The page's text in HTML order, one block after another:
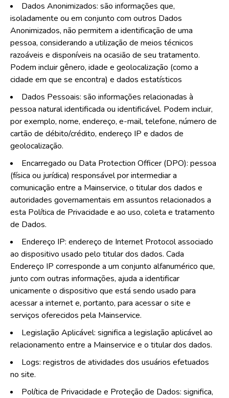
Dados Anonimizados: são informações que,
isoladamente ou em conjunto com outros Dados
Anonimizados, não permitem a identificação de uma
pessoa, considerando a utilização de meios técnicos
razoáveis e disponíveis na ocasião de seu tratamento.
Podem incluir gênero, idade e geolocalização (como a
cidade em que se encontra) e dados estatísticos
Dados Pessoais: são informações relacionadas à
pessoa natural identificada ou identificável. Podem incluir,
por exemplo, nome, endereço, e-mail, telefone, número de
cartão de débito/crédito, endereço IP e dados de
geolocalização.
Encarregado ou Data Protection Officer (DPO): pessoa
(física ou jurídica) responsável por intermediar a
comunicação entre a Mainservice, o titular dos dados e
autoridades governamentais em assuntos relacionados a
esta Política de Privacidade e ao uso, coleta e tratamento
de Dados.
Endereço IP: endereço de Internet Protocol associado
ao dispositivo usado pelo titular dos dados. Cada
Endereço IP corresponde a um conjunto alfanumérico que,
junto com outras informações, ajuda a identificar
unicamente o dispositivo que está sendo usado para
acessar a internet e, portanto, para acessar o site e
serviços oferecidos pela Mainservice.
Legislação Aplicável: significa a legislação aplicável ao
relacionamento entre a Mainservice e o titular dos dados.
Logs: registros de atividades dos usuários efetuados
no site.
Política de Privacidade e Proteção de Dados: significa,